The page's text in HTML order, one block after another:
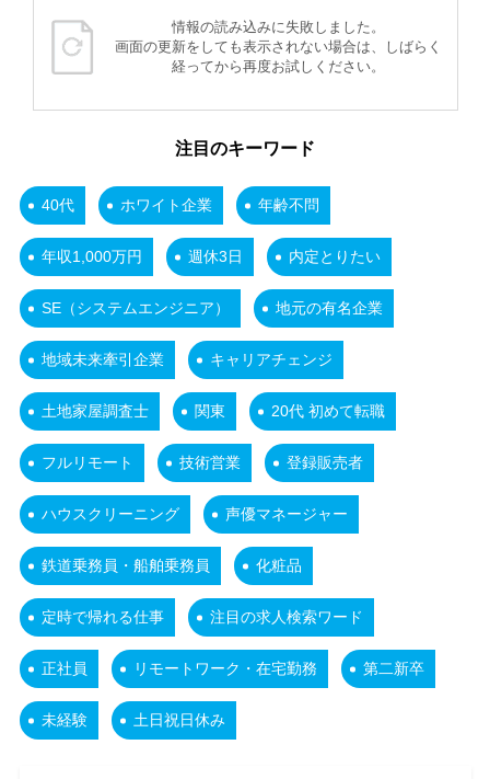
情報の読み込みに失敗しました。
画面の更新をしても表示されない場合は、しばらく
経ってから再度お試しください。
注目のキーワード
40代 ホワイト企業 年齢不問
年収1,000万円 週休3日 内定とりたい
SE（システムエンジニア） 地元の有名企業
地域未来牽引企業 キャリアチェンジ
土地家屋調査士 関東 20代 初めて転職
フルリモート 技術営業 登録販売者
ハウスクリーニング 声優マネージャー
鉄道乗務員・船舶乗務員 化粧品
定時で帰れる仕事 注目の求人検索ワード
正社員 リモートワーク・在宅勤務 第二新卒
未経験 土日祝日休み